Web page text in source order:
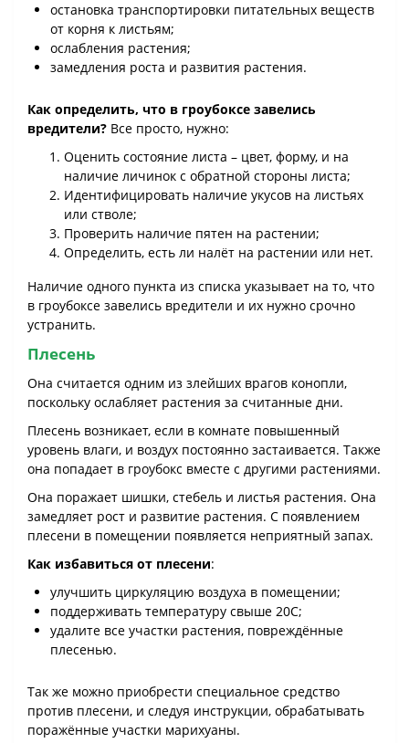
остановка транспортировки питательных веществ
от корня к листьям;
ослабления растения;
замедления роста и развития растения.
Как определить, что в гроубоксе завелись
вредители? Все просто, нужно:
Оценить состояние листа – цвет, форму, и на
наличие личинок с обратной стороны листа;
Идентифицировать наличие укусов на листьях
или стволе;
Проверить наличие пятен на растении;
Определить, есть ли налёт на растении или нет.
Наличие одного пункта из списка указывает на то, что
в гроубоксе завелись вредители и их нужно срочно
устранить.
Плесень
Она считается одним из злейших врагов конопли,
поскольку ослабляет растения за считанные дни.
Плесень возникает, если в комнате повышенный
уровень влаги, и воздух постоянно застаивается. Также
она попадает в гроубокс вместе с другими растениями.
Она поражает шишки, стебель и листья растения. Она
замедляет рост и развитие растения. С появлением
плесени в помещении появляется неприятный запах.
Как избавиться от плесени:
улучшить циркуляцию воздуха в помещении;
поддерживать температуру свыше 20С;
удалите все участки растения, повреждённые
плесенью.
Так же можно приобрести специальное средство
против плесени, и следуя инструкции, обрабатывать
поражённые участки марихуаны.